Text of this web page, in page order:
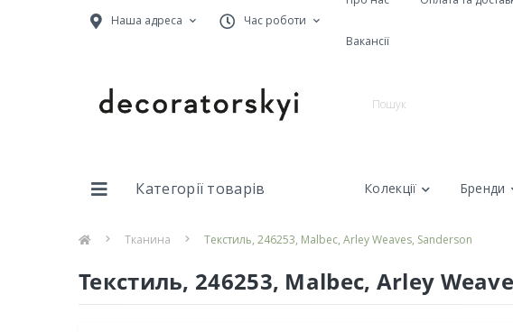
Наша адреса Час роботи
Вакансії
Категорії товарів Колекції Бренди
Тканина Текстиль, 246253, Malbec, Arley Weaves, Sanderson
Текстиль, 246253, Malbec, Arley